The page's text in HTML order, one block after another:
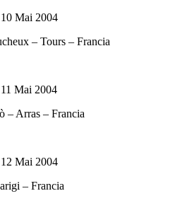
10 Mai 2004
– Tours – Francia
11 Mai 2004
– Arras – Francia
12 Mai 2004
– Francia